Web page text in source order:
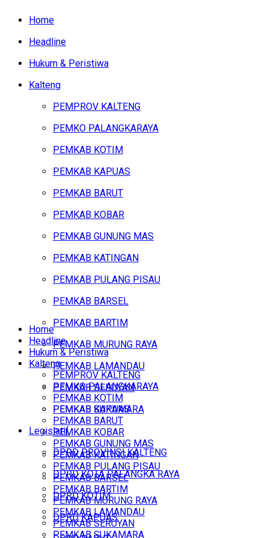
Home
Headline
Hukum & Peristiwa
Kalteng
PEMPROV KALTENG
PEMKO PALANGKARAYA
PEMKAB KOTIM
PEMKAB KAPUAS
PEMKAB BARUT
PEMKAB KOBAR
PEMKAB GUNUNG MAS
PEMKAB KATINGAN
PEMKAB PULANG PISAU
PEMKAB BARSEL
PEMKAB BARTIM
PEMKAB MURUNG RAYA
PEMKAB LAMANDAU
PEMKAB SERUYAN
PEMKAB SUKAMARA
Legislatif
DPRD PROVINSI KALTENG
DPRD KOTA PALANGKA RAYA
DPRD KOTIM
DPRD KAPUAS
Home
Headline
Hukum & Peristiwa
Kalteng
PEMPROV KALTENG
PEMKO PALANGKARAYA
PEMKAB KOTIM
PEMKAB KAPUAS
PEMKAB BARUT
PEMKAB KOBAR
PEMKAB GUNUNG MAS
PEMKAB KATINGAN
PEMKAB PULANG PISAU
PEMKAB BARSEL
PEMKAB BARTIM
PEMKAB MURUNG RAYA
PEMKAB LAMANDAU
PEMKAB SERUYAN
PEMKAB SUKAMARA